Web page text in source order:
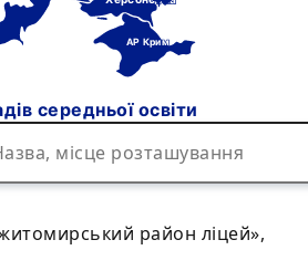
АР Крим
середньої освіти
район ліцей»,